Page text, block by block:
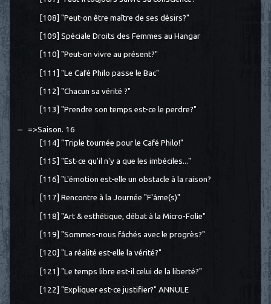
[108] "Peut-on être maître de ses désirs?"
[109] Spéciale Droits des Femmes au Hangar
[110] "Peut-on vivre au présent?"
[111] "Le Café Philo passe le Bac"
[112] "Chacun sa vérité ?"
[113] "Prendre son temps est-ce le perdre?"
=>Saison. 16
[114] "Triple tournée pour le Café Philo!"
[115] "Est-ce qu'il n'y a que les imbéciles..."
[116] "L'émotion est-elle un obstacle à la raison?
[117] Rencontre à la Journée "F'âme(s)"
[118] "Art & esthétique, débat à la Micro-Folie"
[119] "Sommes-nous fâchés avec le progrès?"
[120] "La réalité est-elle la vérité?"
[121] "Le temps libre est-il celui de la liberté?"
[122] "Expliquer est-ce justifier?" ANNULE